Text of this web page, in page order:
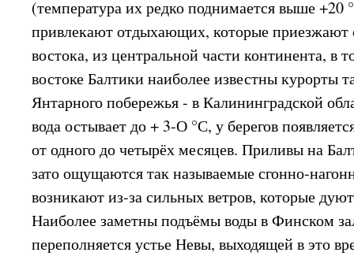
(температура их редко поднимается выше +20
привлекают отдыхающих, которые приезжают
востока, из центральной части континента, в
востоке Балтики наиболее известны курорты
Янтарного побережья - в Калининградской
вода остывает до + 3-О °С, у берегов
от одного до четырёх месяцев. Приливы на
зато ощущаются так называемые сгонно-
возникают из-за сильных ветров, которые
Наиболее заметны подъёмы воды в Финском
переполняется устье Невы, выходящей в это